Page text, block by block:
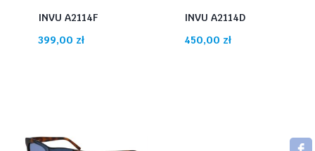
INVU A2114F
399,00 zł
INVU A2114D
450,00 zł